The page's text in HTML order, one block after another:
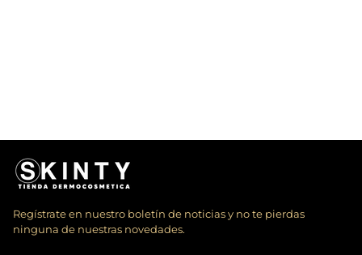
Regístrate en nuestro boletín de noticias y no te pierdas
ninguna de nuestras novedades.